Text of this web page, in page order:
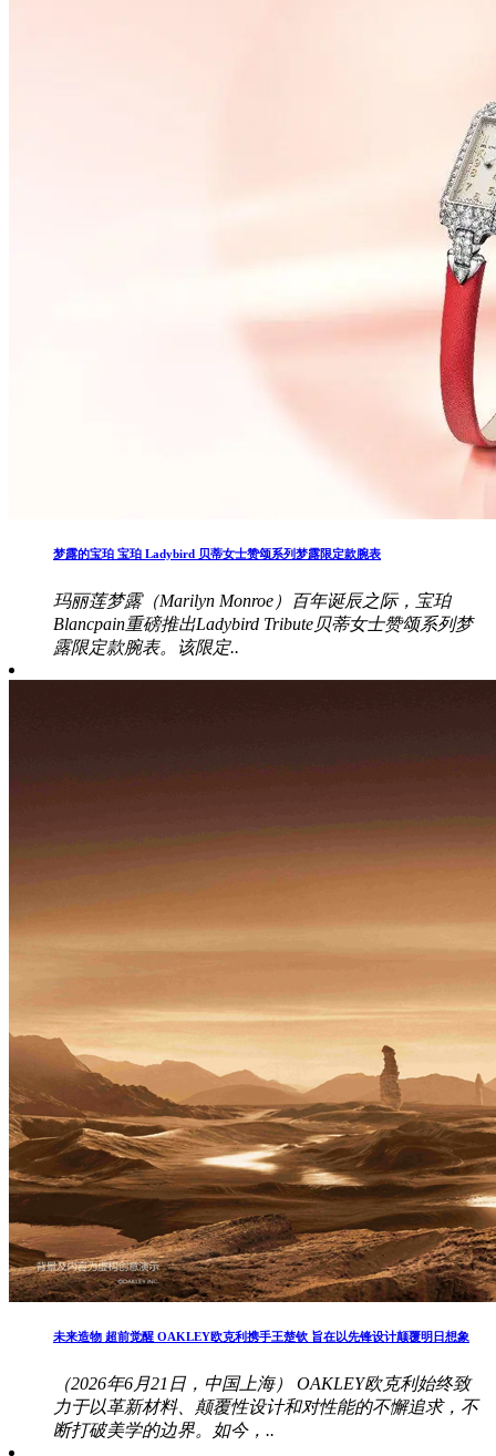
梦露的宝珀 宝珀 Ladybird 贝蒂女士赞颂系列梦露限定款腕表
玛丽莲梦露（Marilyn Monroe）百年诞辰之际，宝珀
Blancpain重磅推出Ladybird Tribute贝蒂女士赞颂系列梦
露限定款腕表。该限定..
未来造物 超前觉醒 OAKLEY欧克利携手王楚钦 旨在以先锋设计颠覆明日想象
（2026年6月21日，中国上海） OAKLEY欧克利始终致
力于以革新材料、颠覆性设计和对性能的不懈追求，不
断打破美学的边界。如今，..